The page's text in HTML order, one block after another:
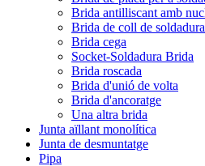
Brida antilliscant amb
Brida de coll de soldadura
Brida cega
Socket-Soldadura Brida
Brida roscada
Brida d'unió de volta
Brida d'ancoratge
Una altra brida
Junta aïllant monolítica
Junta de desmuntatge
Pipa